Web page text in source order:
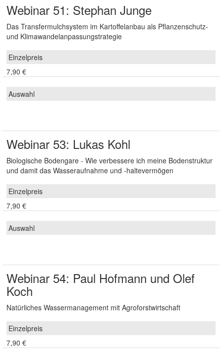
Webinar 51: Stephan Junge
Das Transfermulchsystem im Kartoffelanbau als Pflanzenschutz-
und Klimawandelanpassungstrategie
7,90 €
Webinar 53: Lukas Kohl
Biologische Bodengare - Wie verbessere ich meine Bodenstruktur
und damit das Wasseraufnahme und -haltevermögen
7,90 €
Webinar 54: Paul Hofmann und Olef
Koch
Natürliches Wassermanagement mit Agroforstwirtschaft
7,90 €